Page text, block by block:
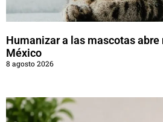
Humanizar a las mascotas abre
México
8 agosto 2026